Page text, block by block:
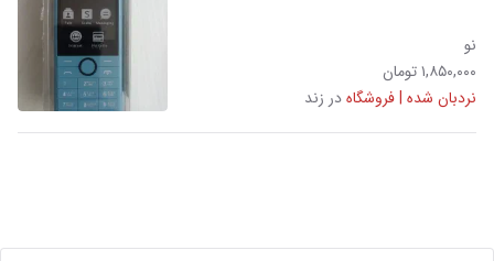
نو
۱,۸۵۰,۰۰۰ تومان
نردبان شده | فروشگاهدر زند